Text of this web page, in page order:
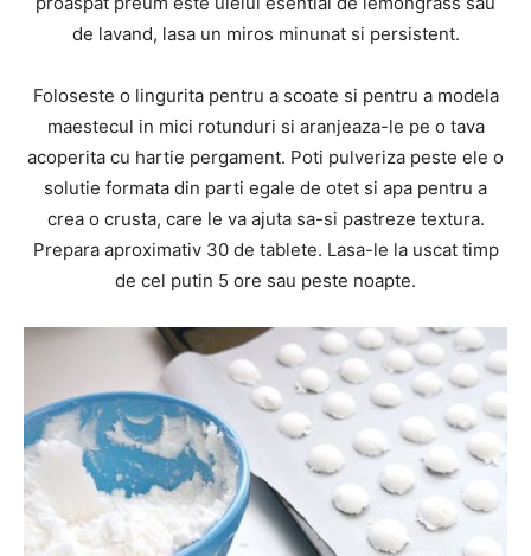
de lavand, lasa un miros minunat si persistent.
Foloseste o lingurita pentru a scoate si pentru a modela
maestecul in mici rotunduri si aranjeaza-le pe o tava
acoperita cu hartie pergament. Poti pulveriza peste ele o
solutie formata din parti egale de otet si apa pentru a
crea o crusta, care le va ajuta sa-si pastreze textura.
Prepara aproximativ 30 de tablete. Lasa-le la uscat timp
de cel putin 5 ore sau peste noapte.